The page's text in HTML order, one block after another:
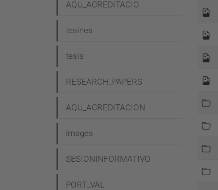
AQU_ACREDITACIO
tesines
tesis
RESEARCH_PAPERS
AQU_ACREDITACION
images
SESIONINFORMATIVO
PORT_VAL